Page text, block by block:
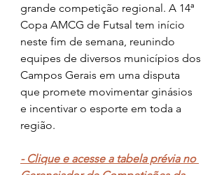
grande competição regional. A 14ª
Copa AMCG de Futsal tem início
neste fim de semana, reunindo
equipes de diversos municípios dos
Campos Gerais em uma disputa
que promete movimentar ginásios
e incentivar o esporte em toda a
região.
- Clique e acesse a tabela prévia no